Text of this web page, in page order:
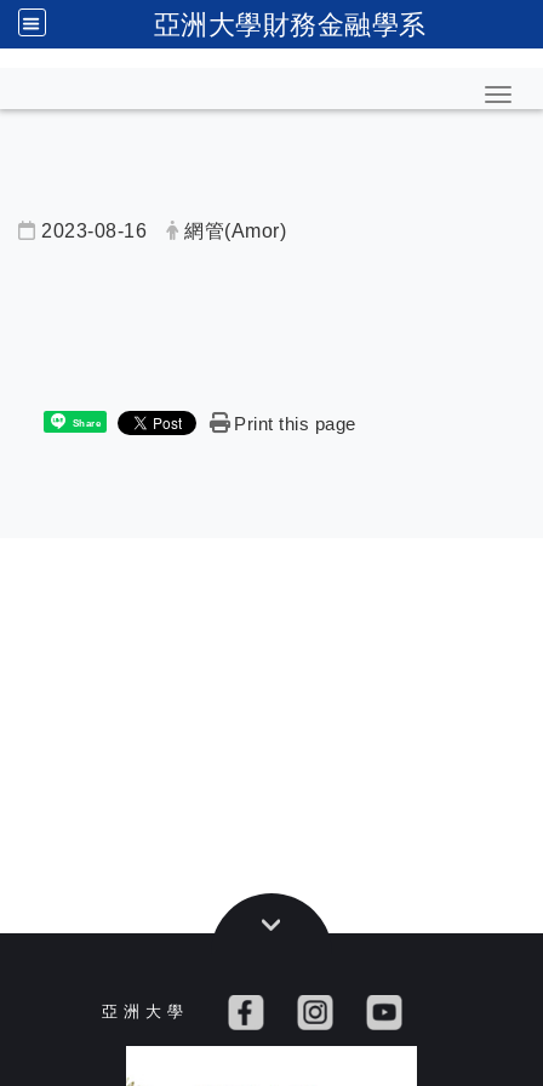
亞洲大學財務金融學系
內頁公告標題
2023-08-16 網管(Amor)
Share Print this page
亞 洲 大 學